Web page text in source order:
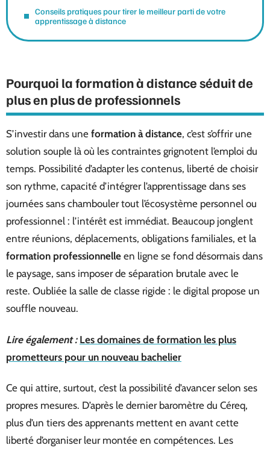
Conseils pratiques pour tirer le meilleur parti de votre
apprentissage à distance
Pourquoi la formation à distance séduit de
plus en plus de professionnels
S’investir dans une formation à distance, c’est s’offrir une
solution souple là où les contraintes grignotent l’emploi du
temps. Possibilité d’adapter les contenus, liberté de choisir
son rythme, capacité d’intégrer l’apprentissage dans ses
journées sans chambouler tout l’écosystème personnel ou
professionnel : l’intérêt est immédiat. Beaucoup jonglent
entre réunions, déplacements, obligations familiales, et la
formation professionnelle en ligne se fond désormais dans
le paysage, sans imposer de séparation brutale avec le
reste. Oubliée la salle de classe rigide : le digital propose un
souffle nouveau.
Lire également : Les domaines de formation les plus
prometteurs pour un nouveau bachelier
Ce qui attire, surtout, c’est la possibilité d’avancer selon ses
propres mesures. D’après le dernier baromètre du Céreq,
plus d’un tiers des apprenants mettent en avant cette
liberté d’organiser leur montée en compétences. Les